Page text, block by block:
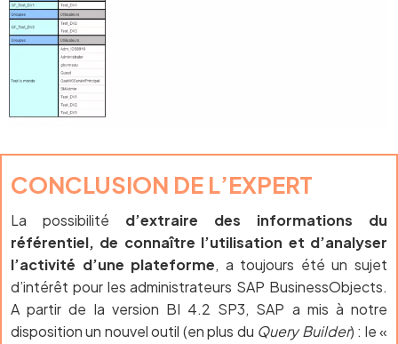
CONCLUSION DE L’EXPERT
La possibilité d’extraire des informations du
référentiel, de connaître l’utilisation et d’analyser
l’activité d’une plateforme, a toujours été un sujet
d’intérêt pour les administrateurs SAP BusinessObjects.
A partir de la version BI 4.2 SP3, SAP a mis à notre
disposition un nouvel outil (en plus du Query Builder) : le «